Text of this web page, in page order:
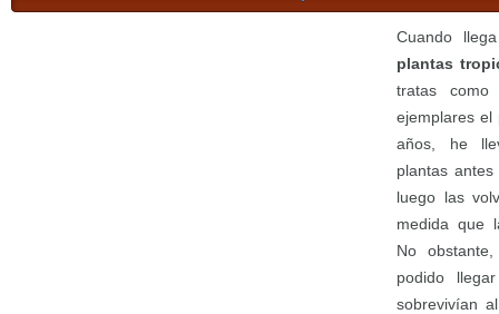
Cuando
plantas
tratas como
ejemplares el
años, he
plantas
luego las
medida que
No
podido
sobrevivían